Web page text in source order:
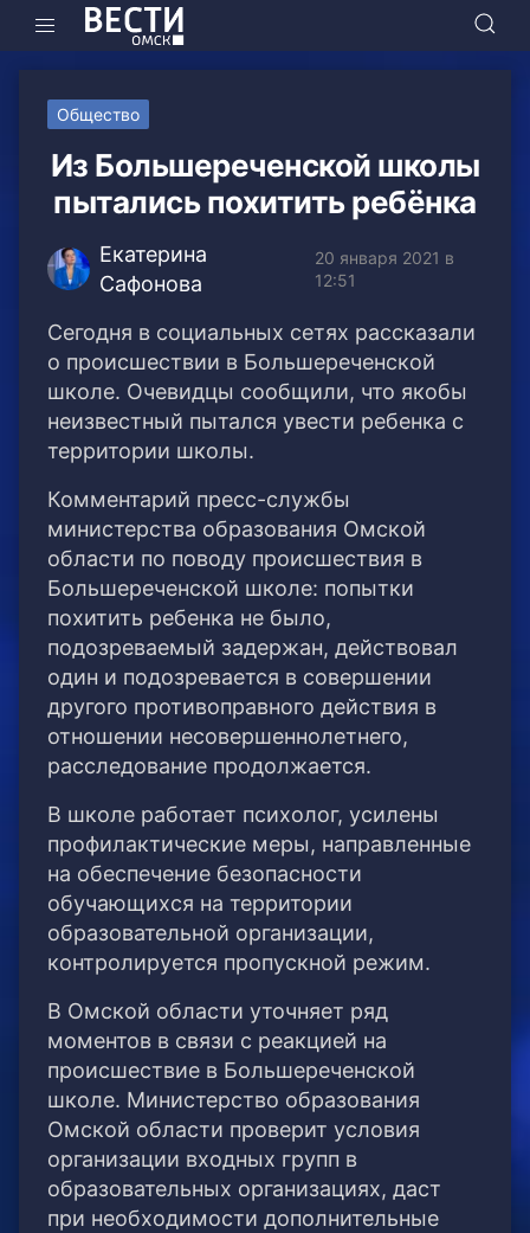
Общество
Из Большереченской школы
пытались похитить ребёнка
Екатерина
Сафонова
20 января 2021 в
12:51
Сегодня в социальных сетях рассказали
о происшествии в Большереченской
школе. Очевидцы сообщили, что якобы
неизвестный пытался увести ребенка с
территории школы.
Комментарий пресс-службы
министерства образования Омской
области по поводу происшествия в
Большереченской школе: попытки
похитить ребенка не было,
подозреваемый задержан, действовал
один и подозревается в совершении
другого противоправного действия в
отношении несовершеннолетнего,
расследование продолжается.
В школе работает психолог, усилены
профилактические меры, направленные
на обеспечение безопасности
обучающихся на территории
образовательной организации,
контролируется пропускной режим.
В Омской области уточняет ряд
моментов в связи с реакцией на
происшествие в Большереченской
школе. Министерство образования
Омской области проверит условия
организации входных групп в
образовательных организациях, даст
при необходимости дополнительные